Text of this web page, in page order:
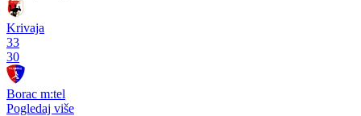
Krivaja
33
30
Borac m:tel
Pogledaj više